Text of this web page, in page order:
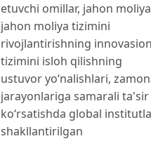
etuvchi omillar, jahon
jahon moliya tizimini
rivojlantirishning
tizimini isloh qilishning
ustuvor yoʻnalishlari,
jarayonlariga samarali ta'sir
koʻrsatishda global
shakllantirilgan